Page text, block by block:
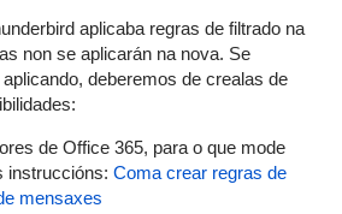
aplicaba regras de filtrado na
non se aplicarán na nova. Se
deberemos de crealas de
de Office 365, para o que mode
instruccións: Coma crear regras de
mensaxes